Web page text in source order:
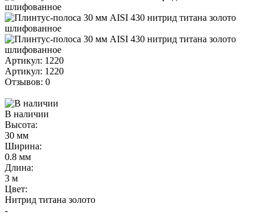
Артикул: 1220
Артикул: 1220
Отзывов: 0
В наличии
Высота:
30 мм
Ширина:
0.8 мм
Длина:
3 м
Цвет:
Нитрид титана золото
-